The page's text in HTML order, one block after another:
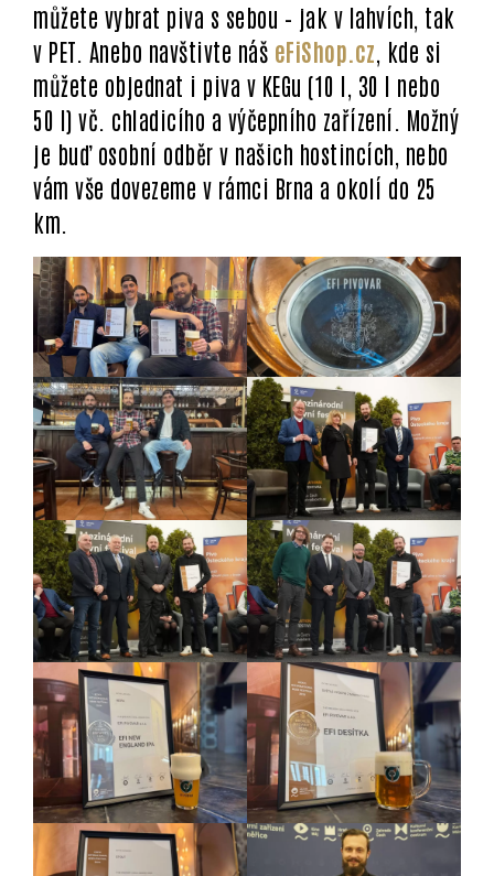
můžete vybrat piva s sebou – jak v lahvích, tak
v PET. Anebo navštivte náš eFiShop.cz , kde si
můžete objednat i piva v KEGu (10 l, 30 l nebo
50 l) vč. chladicího a výčepního zařízení. Možný
je buď osobní odběr v našich hostincích, nebo
vám vše dovezeme v rámci Brna a okolí do 25
km.